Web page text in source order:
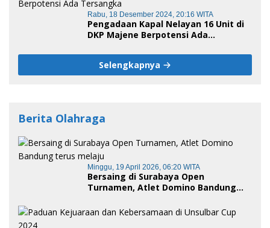
Rabu, 18 Desember 2024, 20:16 WITA
Pengadaan Kapal Nelayan 16 Unit di
DKP Majene Berpotensi Ada
Selengkapnya
Berita Olahraga
Minggu, 19 April 2026, 06:20 WITA
Bersaing di Surabaya Open
Turnamen, Atlet Domino Bandung